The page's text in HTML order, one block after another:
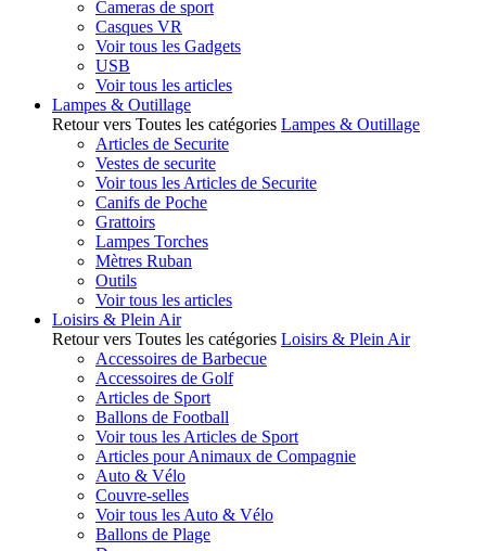
Cameras de sport
Casques VR
Voir tous les Gadgets
USB
Voir tous les articles
Lampes & Outillage
Retour vers Toutes les catégories Lampes & Outillage
Articles de Securite
Vestes de securite
Voir tous les Articles de Securite
Canifs de Poche
Grattoirs
Lampes Torches
Mètres Ruban
Outils
Voir tous les articles
Loisirs & Plein Air
Retour vers Toutes les catégories Loisirs & Plein Air
Accessoires de Barbecue
Accessoires de Golf
Articles de Sport
Ballons de Football
Voir tous les Articles de Sport
Articles pour Animaux de Compagnie
Auto & Vélo
Couvre-selles
Voir tous les Auto & Vélo
Ballons de Plage